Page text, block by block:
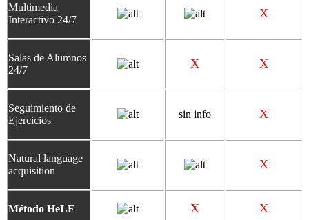
Multimedia
Interactivo 24/7
X
Salas de Alumnos
24/7
X X
Seguimiento de
Ejercicios
sin info X
Natural language
acquisition
X
Método HeLE X X